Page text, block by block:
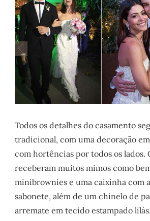
Todos os detalhes do casamento
tradicional, com uma decoração
com hortências por todos os lados.
receberam muitos mimos como
minibrownies e uma caixinha com
sabonete, além de um chinelo de
arremate em tecido estampado lilás.